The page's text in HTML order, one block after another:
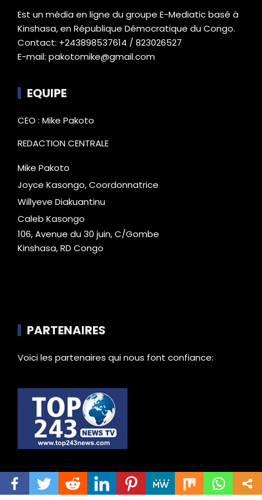
Est un média en ligne du groupe E-Mediatic basé à
Kinshasa, en République Démocratique du Congo.
Contact: +243898537614 / 823026527
E-mail: pakotomike@gmail.com
EQUIPE
CEO : Mike Pakoto
REDACTION CENTRALE
Mike Pakoto
Joyce Kasongo, Coordonnatrice
Willyeve Diakuantinu
Caleb Kasongo
106, Avenue du 30 juin, C/Gombe
Kinshasa, RD Congo
PARTENAIRES
Voici les partenaires qui nous font confiance:
© Tous droits réservés | Top243news.com 2023by E